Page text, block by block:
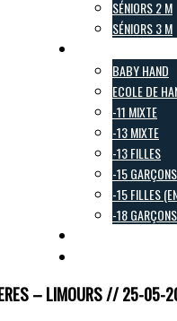
SÉNIORS 2 M
SÉNIORS 3 M
BABY HAND
ECOLE DE
-11 MIXTE
-13 MIXTE
-13 FILLES
-15 GARÇONS
-15 FILLES
-18 GARÇONS
– LIMOURS // 25-05-